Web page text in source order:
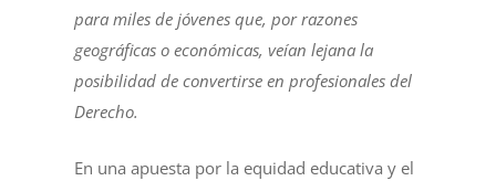
para miles de jóvenes que, por razones
geográficas o económicas, veían lejana la
posibilidad de convertirse en profesionales del
Derecho.
En una apuesta por la equidad educativa y el